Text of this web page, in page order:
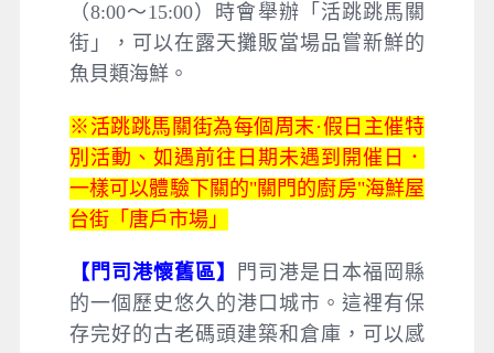
（8:00～15:00）時會舉辦「活跳跳馬關
街」，可以在露天攤販當場品嘗新鮮的
魚貝類海鮮。
※活跳跳馬關街為每個周末·假日主催特
別活動、如遇前往日期未遇到開催日．
一樣可以體驗下關的"關門的廚房"海鮮屋
台街「唐戶市場」
【門司港懷舊區】
門司港是日本福岡縣
的一個歷史悠久的港口城市。這裡有保
存完好的古老碼頭建築和倉庫，可以感